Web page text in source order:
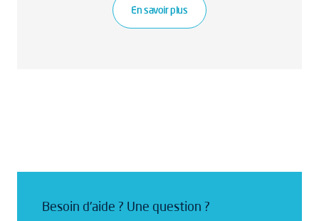
En savoir plus
Besoin d'aide ? Une question ?